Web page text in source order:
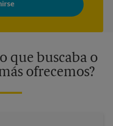
darse de baja en cualquier
consulte nuestra política de
que buscaba o
ofrecemos?